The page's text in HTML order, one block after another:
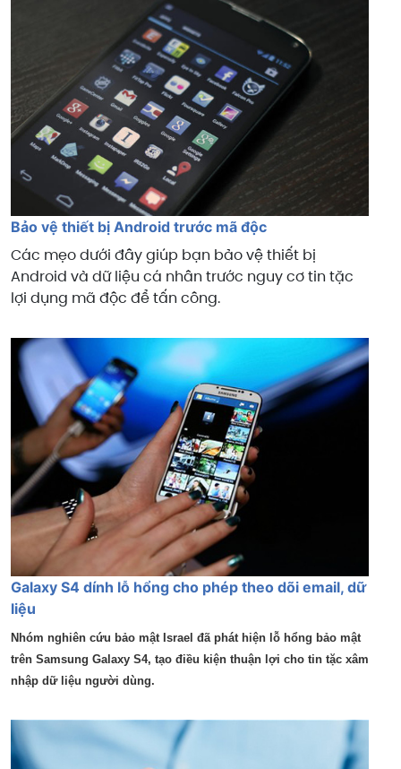
Bảo vệ thiết bị Android trước mã độc
Các mẹo dưới đây giúp bạn bảo vệ thiết bị
Android và dữ liệu cá nhân trước nguy cơ tin tặc
lợi dụng mã độc để tấn công.
Galaxy S4 dính lỗ hổng cho phép theo dõi email, dữ
liệu
Nhóm nghiên cứu bảo mật Israel đã phát hiện lỗ hổng bảo mật
trên Samsung Galaxy S4, tạo điều kiện thuận lợi cho tin tặc xâm
nhập dữ liệu người dùng.